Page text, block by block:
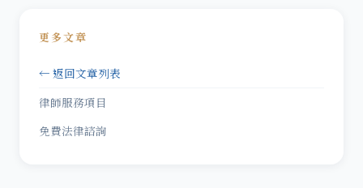
更多文章
← 返回文章列表
律師服務項目
免費法律諮詢